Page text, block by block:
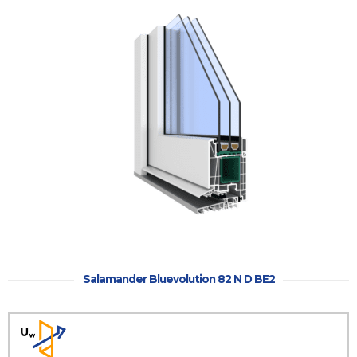
Salamander Bluevolution 82 N D BE2
Kunststoff
Balkontüren
aus
Kunststoff